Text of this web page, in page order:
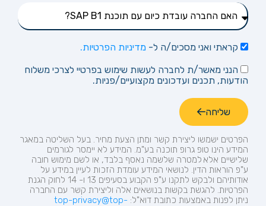
קראתי ואני מסכים/ה ל-מדיניות הפרטיות.
הנני מאשר/ת לחברה לעשות שימוש בפרטיי לצרכי משלוח
הודעות, תכנים ועדכונים מקצועיים/פניות.
שליחה
הפרטים ישמשו ליצירת קשר ומתן הצעת מחיר.בעל השליטה במאגר
המידע הינו טופגרופתוכנה בע"מ. המידע לא יימסר לגורמים
שלישיים אלא למטרה שלשמה נאסף בלבד, או לשם מימוש חובה
ע"פ הוראות הדין. לנושאי המידע עומדת הזכות לעיין במידע על
אודותיהם ולבקש לתקנו ע"פ הקבוע בסעיפים 13 ו- 14 לחוק הגנת
הפרטיות. להגשת בקשות בנושאים אלה וליצירת קשר עם החברה
ניתן לפנות באמצעות כתובתדוא"ל:top-privacy@top-